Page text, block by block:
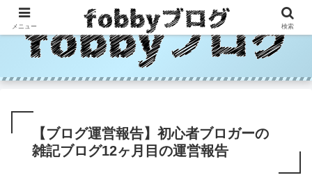
【ブログ運営報告】初心者ブロガーの
雑記ブログ12ヶ月目の運営報告
メニュー 検索